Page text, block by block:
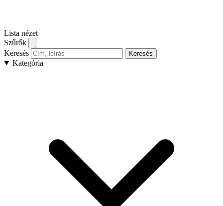
Lista nézet
Szűrők
Keresés
Keresés
Kategória